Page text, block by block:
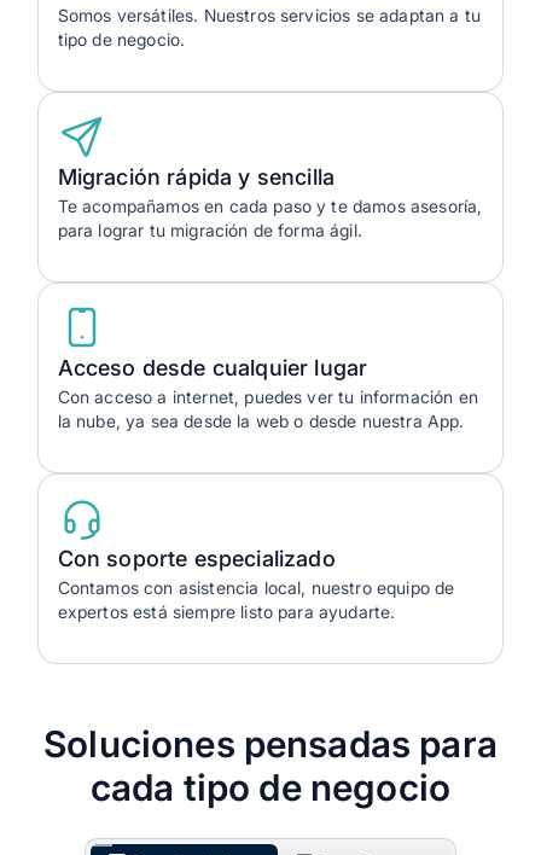
Somos versátiles. Nuestros servicios se adaptan a tu
tipo de negocio.
Migración rápida y sencilla
Te acompañamos en cada paso y te damos asesoría,
para lograr tu migración de forma ágil.
Acceso desde cualquier lugar
Con acceso a internet, puedes ver tu información en
la nube, ya sea desde la web o desde nuestra App.
Con soporte especializado
Contamos con asistencia local, nuestro equipo de
expertos está siempre listo para ayudarte.
Soluciones pensadas para
cada tipo de negocio